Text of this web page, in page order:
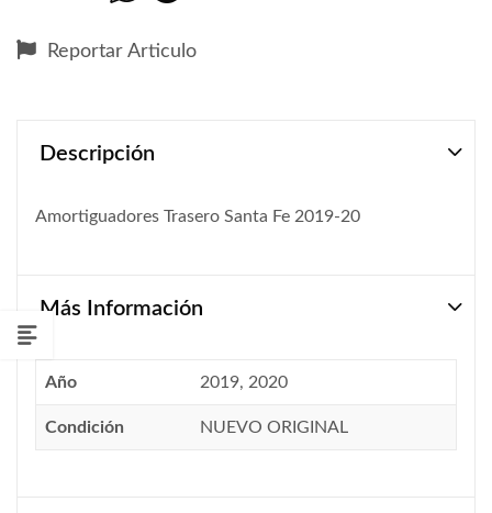
Reportar Articulo
Descripción
Amortiguadores Trasero Santa Fe 2019-20
Más Información
Año 2019, 2020
Condición NUEVO ORIGINAL